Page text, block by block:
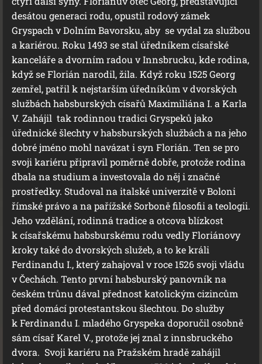
desátou generaci rodu, opustil rodový zámek
Gryspach v Dolním Bavorsku, aby se vydal za službou
a kariérou. Roku 1493 se stal úředníkem císařské
kanceláře a dvorním radou v Innsbrucku, kde rodina,
když se Florián narodil, žila. Když roku 1525 Georg
zemřel, patřil k nejstarším úředníkům v dvorských
službách habsburských císařů Maximiliána I. a Karla
V. Zahájil tak rodinnou tradici Gryspeků jako
úřednické šlechty v habsburských službách a na jeho
dobré jméno mohl navázat i syn Florián. Ten se pro
svoji kariéru připravil poměrně dobře, protože rodina
dbala na studium a investovala do něj i značné
prostředky. Studoval na italské univerzitě v Boloni
římské právo a na pařížské Sorboně filosofii a teologii.
Jeho vzdělání, rodinná tradice a otcova blízkost
k císařskému habsburskému rodu vedly Floriánovy
kroky také do dvorských služeb, a to ke králi
Ferdinandu I., který zahajoval v roce 1526 svoji vládu
v Čechách. Tento první habsburský panovník na
českém trůnu dával přednost katolickým cizincům
před domácí protestantskou šlechtou. Do služby
k Ferdinandu I. mladého Gryspeka doporučil osobně
sám císař Karel V., protože jej znal z innsbruckého
dvora. Svoji kariéru na Pražském hradě zahájil